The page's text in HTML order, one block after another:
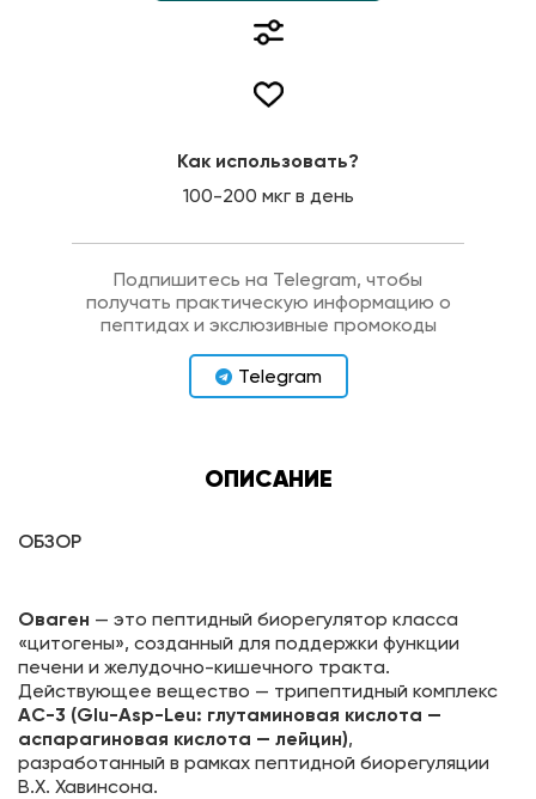
Как использовать?
100-200 мкг в день
Подпишитесь на Telegram, чтобы
получать практическую информацию о
пептидах и экслюзивные промокоды
Telegram
ОПИСАНИЕ
ОБЗОР
Оваген — это пептидный биорегулятор класса
«цитогены», созданный для поддержки функции
печени и желудочно-кишечного тракта.
Действующее вещество — трипептидный комплекс
АС-3 (Glu-Asp-Leu: глутаминовая кислота —
аспарагиновая кислота — лейцин),
разработанный в рамках пептидной биорегуляции
В.Х. Хавинсона.